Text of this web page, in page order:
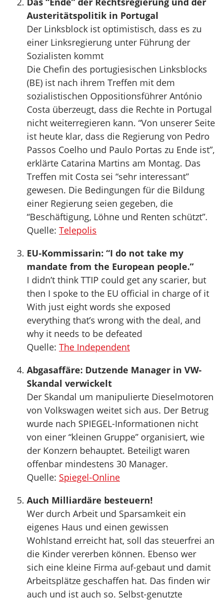
Austeritätspolitik in Portugal
Der Linksblock ist optimistisch, dass es zu
einer Linksregierung unter Führung der
Sozialisten kommt
Die Chefin des portugiesischen Linksblocks
(BE) ist nach ihrem Treffen mit dem
sozialistischen Oppositionsführer António
Costa überzeugt, dass die Rechte in Portugal
nicht weiterregieren kann. “Von unserer Seite
ist heute klar, dass die Regierung von Pedro
Passos Coelho und Paulo Portas zu Ende ist”,
erklärte Catarina Martins am Montag. Das
Treffen mit Costa sei “sehr interessant”
gewesen. Die Bedingungen für die Bildung
einer Regierung seien gegeben, die
“Beschäftigung, Löhne und Renten schützt”.
Quelle: Telepolis
EU-Kommissarin: “I do not take my
mandate from the European people.”
I didn’t think TTIP could get any scarier, but
then I spoke to the EU official in charge of it
With just eight words she exposed
everything that’s wrong with the deal, and
why it needs to be defeated
Quelle: The Independent
Abgasaffäre: Dutzende Manager in VW-
Skandal verwickelt
Der Skandal um manipulierte Dieselmotoren
von Volkswagen weitet sich aus. Der Betrug
wurde nach SPIEGEL-Informationen nicht
von einer “kleinen Gruppe” organisiert, wie
der Konzern behauptet. Beteiligt waren
offenbar mindestens 30 Manager.
Quelle: Spiegel-Online
Auch Milliardäre besteuern!
Wer durch Arbeit und Sparsamkeit ein
eigenes Haus und einen gewissen
Wohlstand erreicht hat, soll das steuerfrei an
die Kinder vererben können. Ebenso wer
sich eine kleine Firma auf-gebaut und damit
Arbeitsplätze geschaffen hat. Das finden wir
auch und ist auch so. Selbst-genutzte